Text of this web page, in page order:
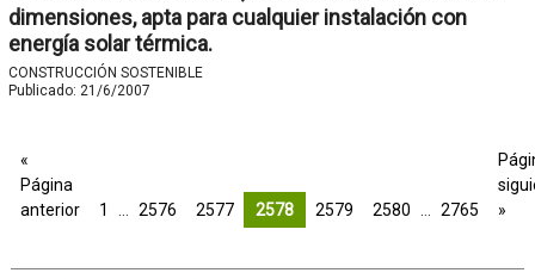
dimensiones, apta para cualquier instalación con
energía solar térmica.
CONSTRUCCIÓN SOSTENIBLE
Publicado: 21/6/2007
«
Página
anterior
1 2576 2577 2578 2579 2580 2765
»